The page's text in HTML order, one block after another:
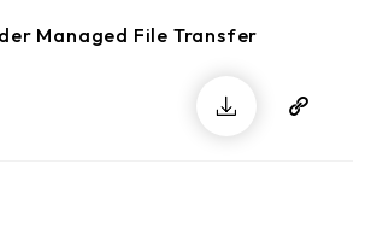
Managed File Transfer